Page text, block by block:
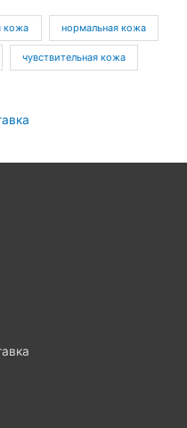
кожа нормальная кожа
чувствительная кожа